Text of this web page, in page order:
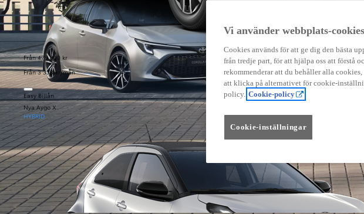
Från 479 900 kr
Från 3 333 kr/mån
Easy Billån
Nya Aygo X
HYBRID
Vi använder webbplats-cookies
Cookies används för att ge dig den bästa
från tredje part, för att hjälpa oss att förstå
rekommenderar att du behåller alla
att klicka på alternativet för cookie-
policy. Cookie-policy
Cookie-inställningar